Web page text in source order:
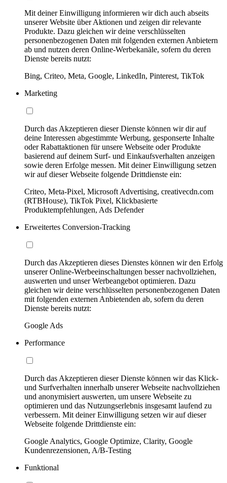
Mit deiner Einwilligung informieren wir dich auch abseits
unserer Website über Aktionen und zeigen dir relevante
Produkte. Dazu gleichen wir deine verschlüsselten
personenbezogenen Daten mit folgenden externen Anbietern
ab und nutzen deren Online-Werbekanäle, sofern du deren
Dienste bereits nutzt:
Bing, Criteo, Meta, Google, LinkedIn, Pinterest, TikTok
Marketing
Durch das Akzeptieren dieser Dienste können wir dir auf
deine Interessen abgestimmte Werbung, gesponserte Inhalte
oder Rabattaktionen für unsere Webseite oder Produkte
basierend auf deinem Surf- und Einkaufsverhalten anzeigen
sowie deren Erfolge messen. Mit deiner Einwilligung setzen
wir auf dieser Webseite folgende Drittdienste ein:
Criteo, Meta-Pixel, Microsoft Advertising, creativecdn.com
(RTBHouse), TikTok Pixel, Klickbasierte
Produktempfehlungen, Ads Defender
Erweitertes Conversion-Tracking
Durch das Akzeptieren dieses Dienstes können wir den Erfolg
unserer Online-Werbeeinschaltungen besser nachvollziehen,
auswerten und unser Werbeangebot optimieren. Dazu
gleichen wir deine verschlüsselten personenbezogenen Daten
mit folgenden externen Anbietenden ab, sofern du deren
Dienste bereits nutzt:
Google Ads
Performance
Durch das Akzeptieren dieser Dienste können wir das Klick-
und Surfverhalten innerhalb unserer Webseite nachvollziehen
und anonymisiert auswerten, um unsere Webseite zu
optimieren und das Nutzungserlebnis insgesamt laufend zu
verbessern. Mit deiner Einwilligung setzen wir auf dieser
Webseite folgende Drittdienste ein:
Google Analytics, Google Optimize, Clarity, Google
Kundenrezensionen, A/B-Testing
Funktional